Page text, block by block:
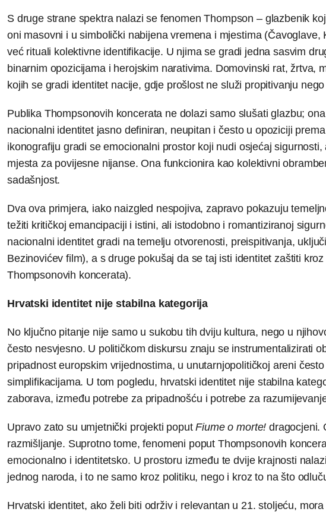
S druge strane spektra nalazi se fenomen Thompson – glazbenik
oni masovni i u simbolički nabijena vremena i mjestima
već rituali kolektivne identifikacije. U njima se gradi jedna sasvim
binarnim opozicijama i herojskim narativima. Domovinski rat, žrtva,
kojih se gradi identitet nacije, gdje prošlost ne služi propitivanju
Publika Thompsonovih koncerata ne dolazi samo slušati glazbu;
nacionalni identitet jasno definiran, neupitan i često u opoziciji
ikonografiju gradi se emocionalni prostor koji nudi osjećaj
mjesta za povijesne nijanse. Ona funkcionira kao kolektivni
sadašnjost.
Dva ova primjera, iako naizgled nespojiva, zapravo pokazuju
težiti kritičkoj emancipaciji i istini, ali istodobno i romantiziranoj
nacionalni identitet gradi na temelju otvorenosti, preispitivanja,
Bezinovićev film), a s druge pokušaj da se taj isti identitet zaštiti
Thompsonovih koncerata).
Hrvatski identitet nije stabilna kategorija
No ključno pitanje nije samo u sukobu tih dviju kultura, nego u
često nesvjesno. U političkom diskursu znaju se instrumentalizirati
pripadnost europskim vrijednostima, u unutarnjopolitičkoj areni
simplifikacijama. U tom pogledu, hrvatski identitet nije stabilna
zaborava, između potrebe za pripadnošću i potrebe za
Upravo zato su umjetnički projekti poputFiume o morte! dragocjeni.
razmišljanje. Suprotno tome, fenomeni poput Thompsonovih
emocionalno i identitetsko. U prostoru između te dvije krajnosti
jednog naroda, i to ne samo kroz politiku, nego i kroz to na što
Hrvatski identitet, ako želi biti održiv i relevantan u 21. stoljeću,